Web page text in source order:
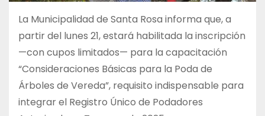
La Municipalidad de Santa Rosa informa que, a
partir del lunes 21, estará habilitada la inscripción
—con cupos limitados— para la capacitación
“Consideraciones Básicas para la Poda de
Árboles de Vereda”, requisito indispensable para
integrar el Registro Único de Podadores